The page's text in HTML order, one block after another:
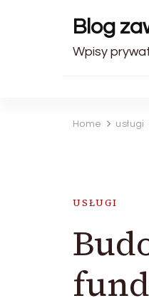
Blog
Wpisy
Home usługi
USŁUGI